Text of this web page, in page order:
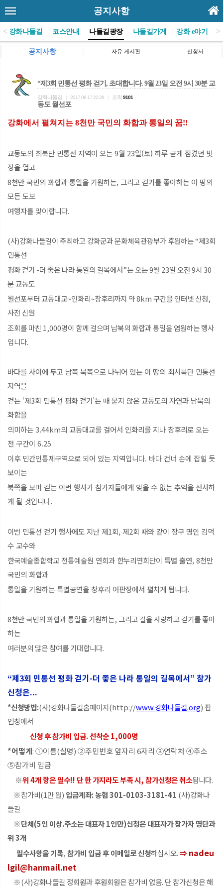
공지사항
<)강화나들길 코스안내 나들길광장 나들길가게 강화 e야기 >
공지사항 자유 게시판 신청서
“제3회 민통선 평화 걷기, 초대합니다. 9월 23일 오전 9시 30분 교
동도 월선포
강화나들길 2017.08.17 22:29 조회 9101
강화에서 펼쳐지는 8천만 국민의 화합과 통일의 꿈!!
교동도의 최북단 민통선 지역이 오는 9월 23일(토) 하루 굳게 잠겼던 빗
장을 열고
8천만 국민의 화합과 통일을 기원하는, 그리고 걷기를 좋아하는 이 땅의
모든 도보
여행자를 맞이합니다.
(사)강화나들길이 주최하고 강화군과 문화체육관광부가 후원하는 “제3회
민통선
평화 걷기 -더 좋은 나라 통일의 길목에서”는 오는 9월 23일 오전 9시 30
분 교동도
월선포부터 교동대교~인화리~창후리까지 약 8km 구간을 인터넷 신청,
사전 신원
조회를 마친 1,000명이 함께 걸으며 남북의 화합과 통일을 염원하는 행사
입니다.
바다를 사이에 두고 남쪽 북쪽으로 나뉘어 있는 이 땅의 최서북단 민통선
지역을
걷는 ‘제3회 민통선 평화 걷기’는 때 묻지 않은 교동도의 자연과 남북의
화합을
의미하는 3.44km의 교동대교를 걸어서 인화리를 지나 창후리로 오는
전 구간이 6.25
이후 민간인통제구역으로 되어 있는 지역입니다. 바다 건너 손에 잡힐 듯
보이는
북쪽을 보며 걷는 이번 행사가 참가자들에게 잊을 수 없는 추억을 선사하
게 될 것입니다.
이번 민통선 걷기 행사에도 지난 제1회, 제2회 때와 같이 장구 명인 김덕
수 교수와
한국예술종합학교 전통예술원 연희과 한누리연희단이 특별 출연, 8천만
국민의 화합과
통일을 기원하는 특별공연을 창후리 어판장에서 펼치게 됩니다.
8천만 국민의 화합과 통일을 기원하는, 그리고 길을 사랑하고 걷기를 좋아
하는
여러분의 많은 참여를 기대합니다.
“제3회 민통선 평화 걷기-더 좋은 나라 통일의 길목에서” 참가
신청은...
*신청방법:(사)강화나들길홈페이지(http://www.강화나들길.org) 팝
업창에서
신청 후참가비 입금. 선착순 1,000명
*어떻게: ①이름(실명) ②주민번호 앞자리 6자리 ③연락처 ④주소
⑤참가비 입금
※위 4개 항은 필수!! 단 한 가지라도 부족 시, 참가신청은 취소됩니다.
※참가비(1만 원) 입금계좌: 농협 301-0103-3181-41 (사)강화나
들길
※단체(5인 이상.주소는 대표자 1인만)신청은 대표자가 참가자 명단과
위 3개
필수사항을 기록,참가비 입금 후 이메일로 신청하십시오.⇒ nadeu
lgil@hanmail.net
※(사)강화나들길 정회원과 후원회원은 참가비 없음. 단 참가신청은 해